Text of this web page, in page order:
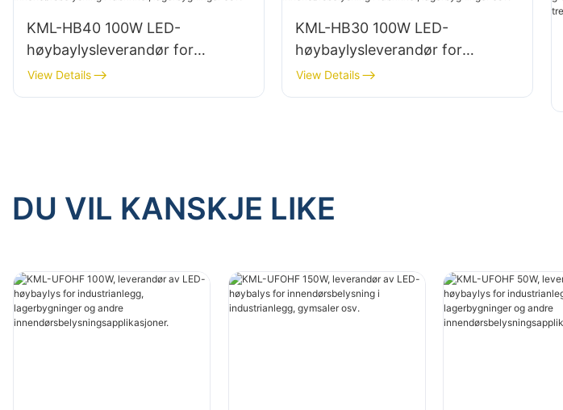
KML-HB40 100W LED-
høybaylysleverandør for
innendørsbelysning i fabrikker,
lagerbygninger osv.
View Details
KML-HB30 100W LED-
høybaylysleverandør for
innendørsbelysning i fabrikker,
lagerbygninger osv.
View Details
DU VIL KANSKJE LIKE